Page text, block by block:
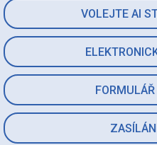
VOLEJTE AI